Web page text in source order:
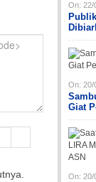
On: 22/
On: 20/
Giat
On: 20/